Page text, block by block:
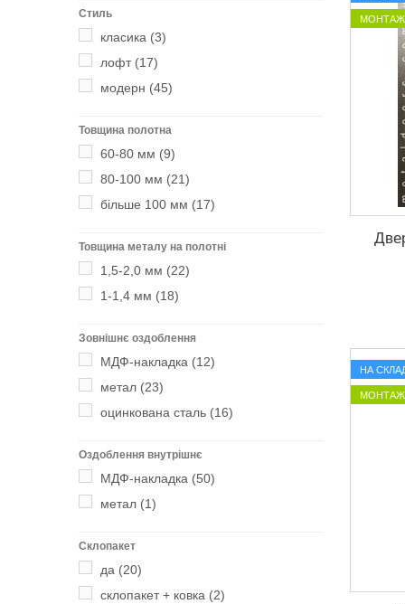
Стиль
класика (3)
лофт(17)
модерн (45)
Товщина полотна
60-80 мм (9)
80-100 мм (21)
більше 100 мм (17)
Товщина металу на полотні
1,5-2,0 мм (22)
1-1,4 мм (18)
Зовнішнє оздоблення
МДФ-накладка (12)
метал (23)
оцинкована сталь (16)
Оздоблення внутрішнє
МДФ-накладка (50)
метал (1)
Склопакет
да (20)
склопакет + ковка (2)
МОНТАЖ
НА
МОНТАЖ